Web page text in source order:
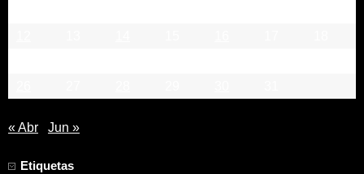
« Abr Jun »
Etiquetas